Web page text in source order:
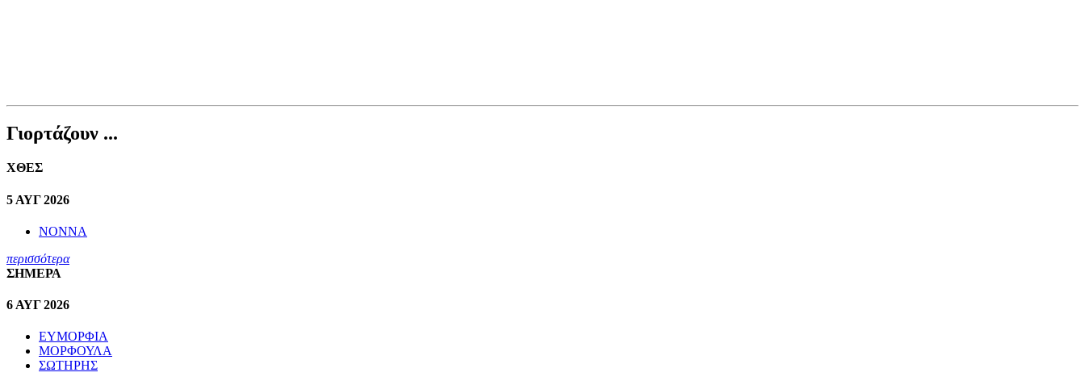
Γιορτάζουν ...
ΧΘΕΣ
5 ΑΥΓ 2026
ΝΟΝΝΑ
περισσότερα
ΣΗΜΕΡΑ
6 ΑΥΓ 2026
ΕΥΜΟΡΦΙΑ
ΜΟΡΦΟΥΛΑ
ΣΩΤΗΡΗΣ